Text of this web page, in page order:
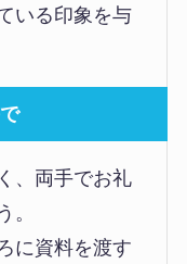
いる印象を与
、両手でお礼
。
に資料を渡す